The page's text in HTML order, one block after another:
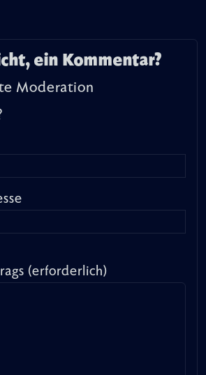
ein Kommentar?
Moderation
Text Ihres Beitrags (erforderlich)